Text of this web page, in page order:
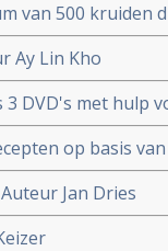
van 500 kruiden
Ay Lin Kho
3 DVD's met hulp
om gezonder te
op basis
Jan Dries